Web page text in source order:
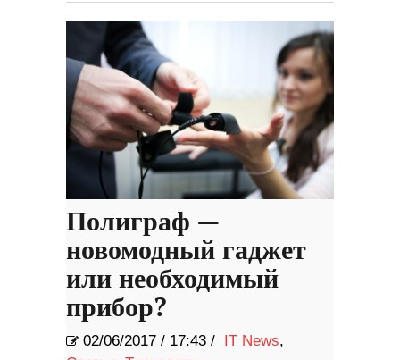
Полиграф —
новомодный гаджет
или необходимый
прибор?
02/06/2017 / 17:43 / IT News,